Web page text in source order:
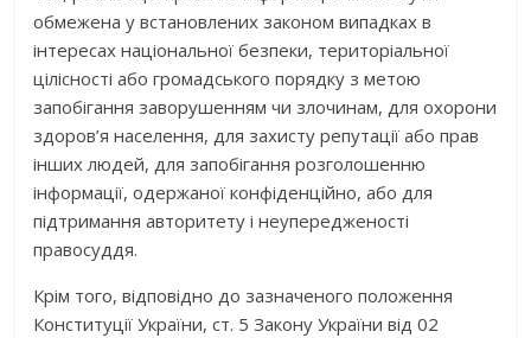
обмежена у встановлених законом випадках в
інтересах національної безпеки, територіальної
цілісності або громадського порядку з метою
запобігання заворушенням чи злочинам, для охорони
здоров’я населення, для захисту репутації або прав
інших людей, для запобігання розголошенню
інформації, одержаної конфіденційно, або для
підтримання авторитету і неупередженості
правосуддя.
Крім того, відповідно до зазначеного положення
Конституції України, ст. 5 Закону України від 02